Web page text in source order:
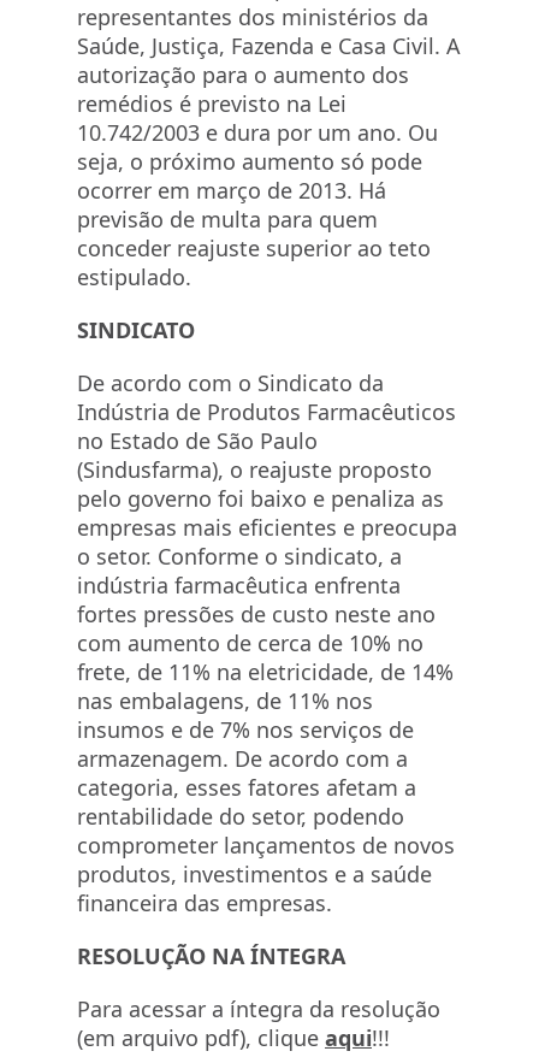
representantes dos ministérios da
Saúde, Justiça, Fazenda e Casa Civil. A
autorização para o aumento dos
remédios é previsto na Lei
10.742/2003 e dura por um ano. Ou
seja, o próximo aumento só pode
ocorrer em março de 2013. Há
previsão de multa para quem
conceder reajuste superior ao teto
estipulado.
SINDICATO
De acordo com o Sindicato da
Indústria de Produtos Farmacêuticos
no Estado de São Paulo
(Sindusfarma), o reajuste proposto
pelo governo foi baixo e penaliza as
empresas mais eficientes e preocupa
o setor. Conforme o sindicato, a
indústria farmacêutica enfrenta
fortes pressões de custo neste ano
com aumento de cerca de 10% no
frete, de 11% na eletricidade, de 14%
nas embalagens, de 11% nos
insumos e de 7% nos serviços de
armazenagem. De acordo com a
categoria, esses fatores afetam a
rentabilidade do setor, podendo
comprometer lançamentos de novos
produtos, investimentos e a saúde
financeira das empresas.
RESOLUÇÃO NA ÍNTEGRA
Para acessar a íntegra da resolução
(em arquivo pdf), clique aqui!!!